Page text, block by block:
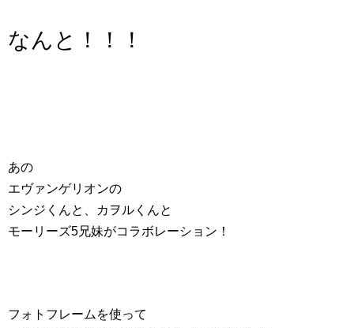
なんと！！！
あの
エヴァンゲリオンの
シンジくんと、カヲルくんと
モーリーズ5兄妹がコラボレーション！
フォトフレームを使って